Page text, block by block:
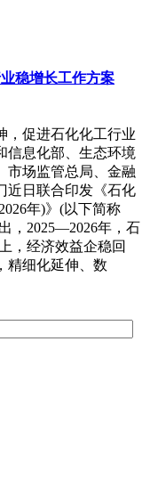
稳增长工作方案
，促进石化化工行业
信息化部、生态环境
市场监管总局、金融
近日联合印发《石化
年)》(以下简称
，2025—2026年，石
，经济效益企稳回
精细化延伸、数